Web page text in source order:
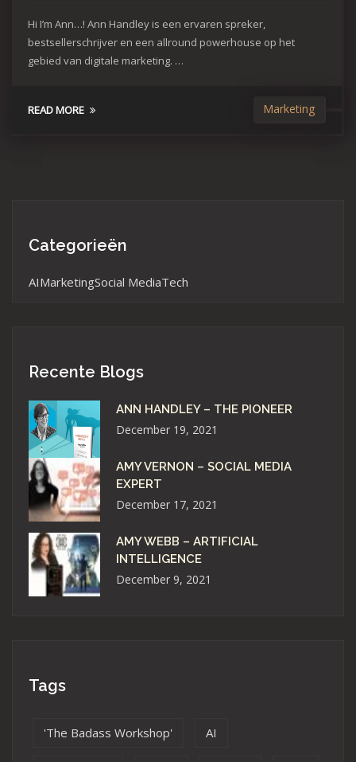
Hi I’m Ann…! Ann Handley is een ervaren spreker,
bestsellerschrijver en een allround powerhouse op het
gebied van digitale marketing. …
READ MORE Marketing
Categorieën
AIMarketingSocial MediaTech
Recente Blogs
ANN HANDLEY – THE PIONEER
December 19, 2021
AMY VERNON – SOCIAL MEDIA
EXPERT
December 17, 2021
AMY WEBB – ARTIFICIAL
INTELLIGENCE
December 9, 2021
Tags
'The Badass Workshop' AI